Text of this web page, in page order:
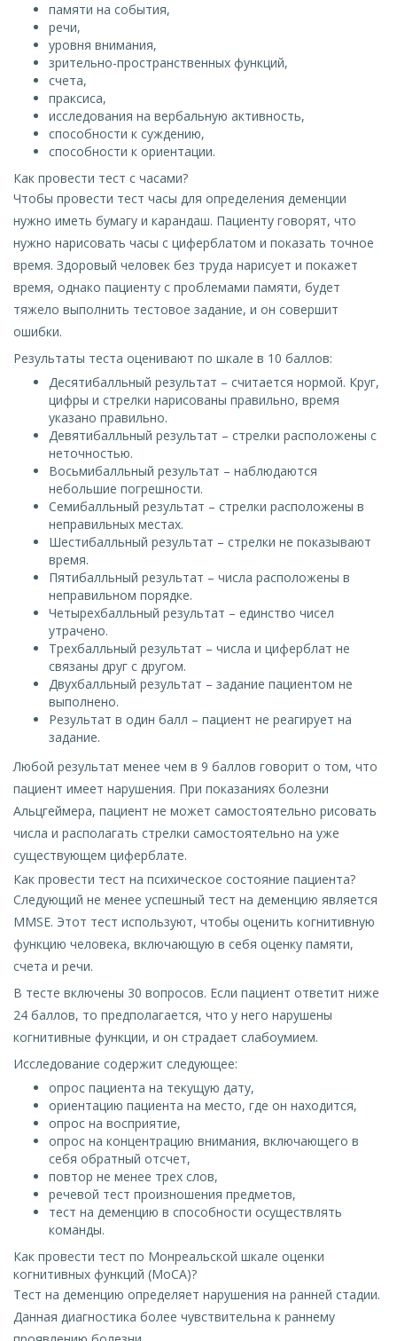
памяти на события,
речи,
уровня внимания,
зрительно-пространственных функций,
счета,
праксиса,
исследования на вербальную активность,
способности к суждению,
способности к ориентации.
Как провести тест с часами?
Чтобы провести тест часы для определения деменции
нужно иметь бумагу и карандаш. Пациенту говорят, что
нужно нарисовать часы с циферблатом и показать точное
время. Здоровый человек без труда нарисует и покажет
время, однако пациенту с проблемами памяти, будет
тяжело выполнить тестовое задание, и он совершит
ошибки.
Результаты теста оценивают по шкале в 10 баллов:
Десятибалльный результат – считается нормой. Круг,
цифры и стрелки нарисованы правильно, время
указано правильно.
Девятибалльный результат – стрелки расположены с
неточностью.
Восьмибалльный результат – наблюдаются
небольшие погрешности.
Семибалльный результат – стрелки расположены в
неправильных местах.
Шестибалльный результат – стрелки не показывают
время.
Пятибалльный результат – числа расположены в
неправильном порядке.
Четырехбалльный результат – единство чисел
утрачено.
Трехбалльный результат – числа и циферблат не
связаны друг с другом.
Двухбалльный результат – задание пациентом не
выполнено.
Результат в один балл – пациент не реагирует на
задание.
Любой результат менее чем в 9 баллов говорит о том, что
пациент имеет нарушения. При показаниях болезни
Альцгеймера, пациент не может самостоятельно рисовать
числа и располагать стрелки самостоятельно на уже
существующем циферблате.
Как провести тест на психическое состояние пациента?
Следующий не менее успешный тест на деменцию является
MMSE. Этот тест используют, чтобы оценить когнитивную
функцию человека, включающую в себя оценку памяти,
счета и речи.
В тесте включены 30 вопросов. Если пациент ответит ниже
24 баллов, то предполагается, что у него нарушены
когнитивные функции, и он страдает слабоумием.
Исследование содержит следующее:
опрос пациента на текущую дату,
ориентацию пациента на место, где он находится,
опрос на восприятие,
опрос на концентрацию внимания, включающего в
себя обратный отсчет,
повтор не менее трех слов,
речевой тест произношения предметов,
тест на деменцию в способности осуществлять
команды.
Как провести тест по Монреальской шкале оценки
когнитивных функций (МоСА)?
Тест на деменцию определяет нарушения на ранней стадии.
Данная диагностика более чувствительна к раннему